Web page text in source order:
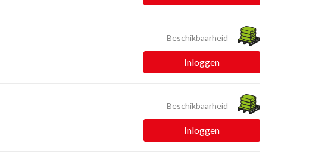
Beschikbaarheid
Inloggen
Beschikbaarheid
Inloggen